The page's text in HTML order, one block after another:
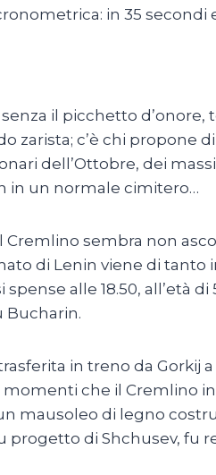
in 35 secondi
il picchetto
c’è chi propone
dell’Ottobre, dei
in un normale cimitero…
sembra non
di Lenin viene di
spense alle 18.50,
Bucharin.
in treno da Gorkij
momenti che il Cremlino
mausoleo di legno
di Shchusev, fu